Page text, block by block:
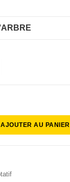
AJOUTER AU PANIER